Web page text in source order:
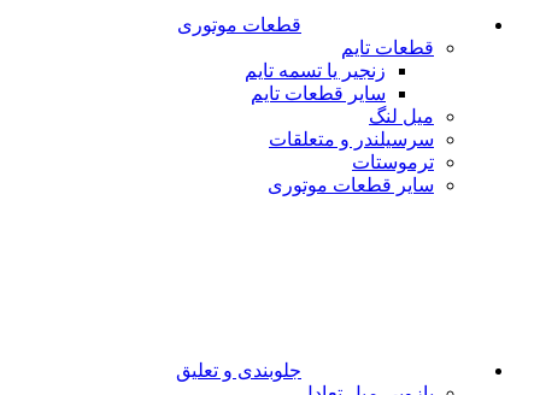
قطعات موتوری
قطعات تایم
زنجیر یا تسمه تایم
سایر قطعات تایم
میل لنگ
سرسیلندر و متعلقات
ترموستات
سایر قطعات موتوری
جلوبندی و تعلیق